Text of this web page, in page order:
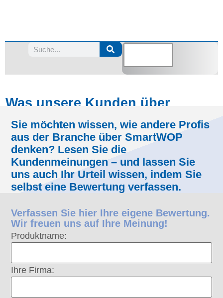
Was unsere Kunden über
SmartWOP sagen
Sie möchten wissen, wie andere Profis
aus der Branche über SmartWOP
denken? Lesen Sie die
Kundenmeinungen – und lassen Sie
uns auch Ihr Urteil wissen, indem Sie
selbst eine Bewertung verfassen.
Verfassen Sie hier Ihre eigene Bewertung.
Wir freuen uns auf Ihre Meinung!
Produktname:
Ihre Firma: